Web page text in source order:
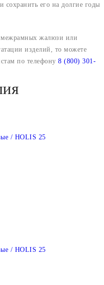
сохранить его на долгие годы
межрамных жалюзи или
изделий, то можете
по телефону 8 (800) 301-
/ HOLIS 25
/ HOLIS 25